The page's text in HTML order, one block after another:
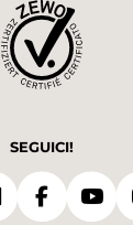
SEGUICI!